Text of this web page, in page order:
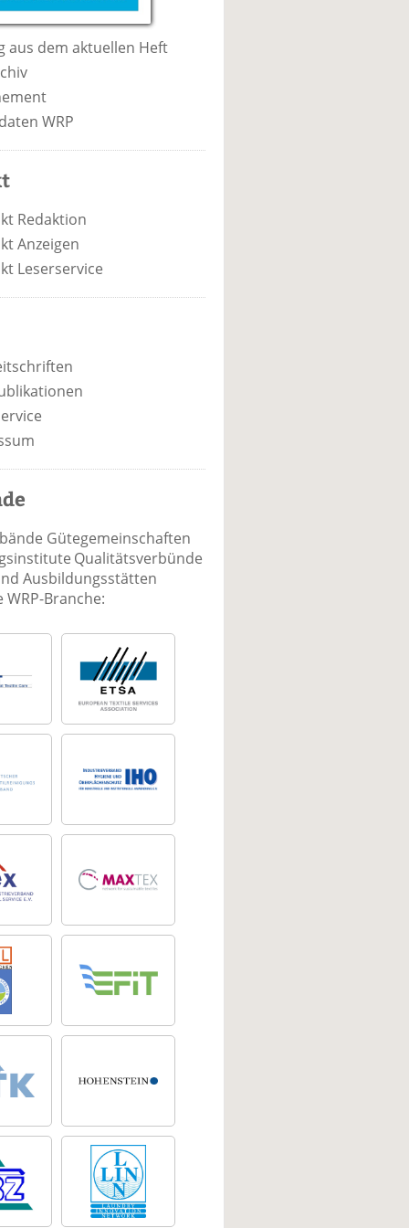
aus dem aktuellen Heft
WRP
Redaktion
Anzeigen
Leserservice
Gütegemeinschaften
Qualitätsverbünde
Ausbildungsstätten
Branche: